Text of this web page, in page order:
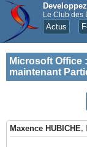
Le Club des
Actus
Microsoft Office :
maintenant
Maxence HUBICHE,